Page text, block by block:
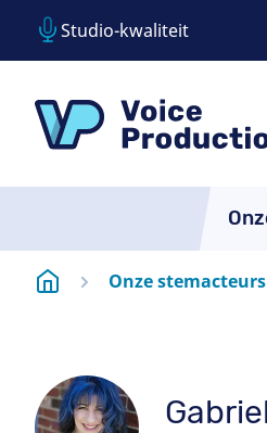
Studio-kwaliteit
StartpaginaOnze stemacteurs